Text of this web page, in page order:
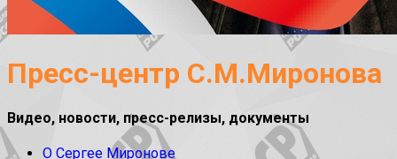
Пресс-центр С.М.Миронова
Видео, новости, пресс-релизы, документы
О Сергее Миронове